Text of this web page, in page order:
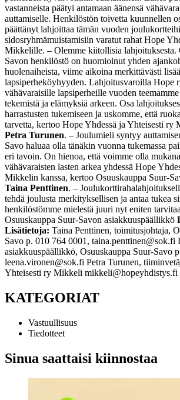
vastanneista päätyi antamaan äänensä
auttamiselle. Henkilöstön toivetta kuunnellen
päättänyt lahjoittaa tämän vuoden
sidosryhmämuistamisiin varatut rahat Hope
Mikkelille. – Olemme kiitollisia lahjoituksesta.
Savon henkilöstö on huomioinut yhden
huolenaiheista, viime aikoina merkittävästi
lapsiperheköyhyyden. Lahjoitusvaroilla Hope
vähävaraisille lapsiperheille vuoden
tekemistä ja elämyksiä arkeen. Osa
harrastusten tukemiseen ja uskomme, että
tarvetta, kertoo Hope Yhdessä ja Yhteisesti ry
Petra Turunen. – Joulumieli syntyy
Savo haluaa olla tänäkin vuonna tukemassa
eri tavoin. On hienoa, että voimme olla
vähävaraisten lasten arkea yhdessä Hope
Mikkelin kanssa, kertoo Osuuskauppa Suur-
Taina Penttinen. –
tehdä joulusta merkityksellisen ja antaa tukea
henkilöstömme mielestä juuri nyt eniten
Osuuskauppa Suur-Savon asiakkuuspäällikkö
Lisätietoja: Taina Penttinen, toimitusjohtaja,
Savo p. 010 764 0001, taina.penttinen@sok.fi
asiakkuuspäällikkö, Osuuskauppa Suur-Savo
leena.vironen@sok.fi Petra Turunen,
Yhteisesti ry Mikkeli mikkeli@hopeyhdistys.fi
KATEGORIAT
Vastuullisuus
Tiedotteet
Sinua saattaisi kiinnostaa